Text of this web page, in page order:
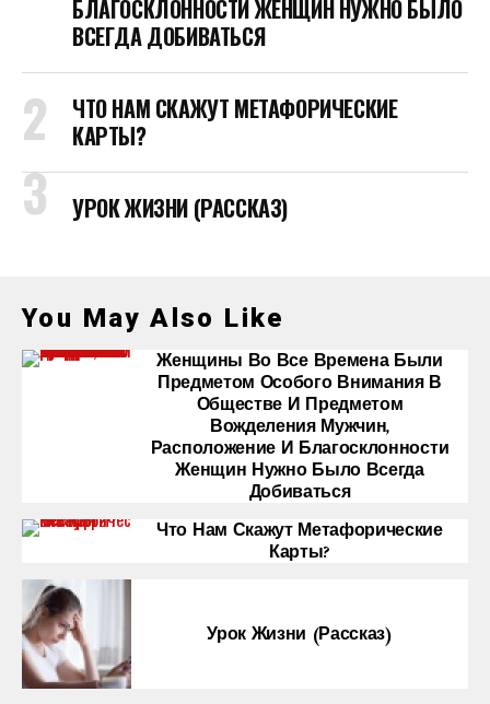
БЛАГОСКЛОННОСТИ ЖЕНЩИН НУЖНО БЫЛО
ВСЕГДА ДОБИВАТЬСЯ
ЧТО НАМ СКАЖУТ МЕТАФОРИЧЕСКИЕ
КАРТЫ?
УРОК ЖИЗНИ (РАССКАЗ)
You May Also Like
Женщины Во Все Времена Были
Предметом Особого Внимания В
Обществе И Предметом
Вожделения Мужчин,
Расположение И Благосклонности
Женщин Нужно Было Всегда
Добиваться
Что Нам Скажут Метафорические
Карты?
Урок Жизни (рассказ)